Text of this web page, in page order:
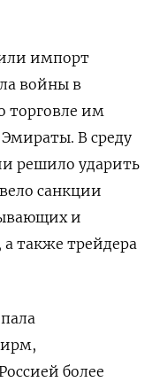
импорт
войны в
торговле им
В среду
решило ударить
санкции
и
также трейдера
более